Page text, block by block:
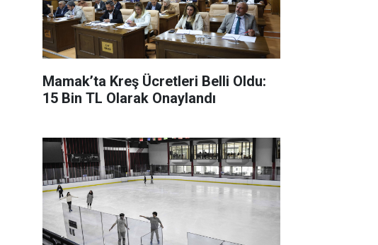
Mamak’ta Kreş Ücretleri Belli Oldu:
15 Bin TL Olarak Onaylandı